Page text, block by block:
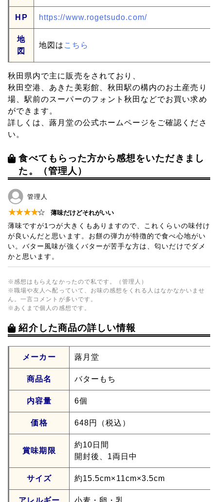
HP https://www.rogetsudo.com/
地
図
地図は こちら
秋田県内で主に販売をされており、
秋田空港、あきた美彩館、秋田駅の構内のお土産売り
場、駅前のスーパーのフォント秋田などでお買い求め
ができます。
詳しくは、蕗月堂の公式ホームページをご確認くださ
い。
食べてもらった方から感想をいただきまし
た。（管理人）
管理人
★★★★☆ 薄味だけどそれがいい
薄味ですが1つが大きくもありますので、これくらいの味付け
が良いんだと思います。お餅の弾力が特徴的で食べ心地がい
い。バター風味が強くバターが苦手な方は、匂いだけでダメ
かと思います。
※感想はもらえなかったので私です。（管理人）
※職場や友人へ配っていて、お味の感想をくれる人はなかなかいませ
ん。一言コメントが多いです。
※あくまで個人の感想です。
紹介した商品の詳しい情報
メーカー 蕗月堂
商品名 バターもち
内容量 6個
価格 648円（税込）
賞味期限
約10日間
開封後、1両日中
サイズ 約15.5cm×11cm×3.5cm
アレルギー 小麦・卵・乳